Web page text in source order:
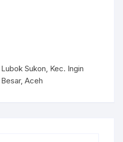
Sukon, Kec. Ingin
Aceh